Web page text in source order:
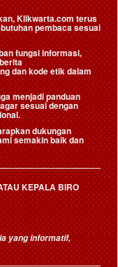
Klikwarta.com terus
pembaca sesuai
fungsi informasi,
dan kode etik dalam
menjadi panduan
sesuai dengan
dukungan
semakin baik dan
KEPALA BIRO
yang informatif,